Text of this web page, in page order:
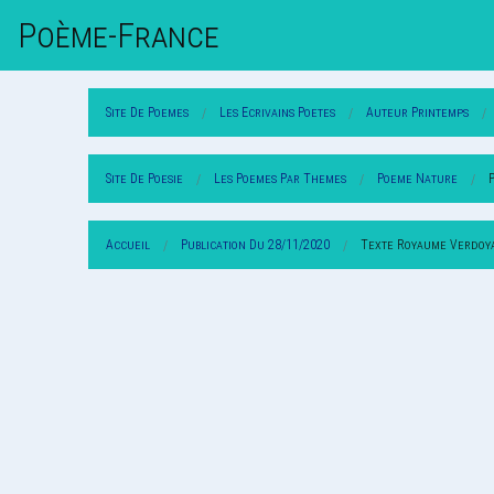
Poème-FrAnce
Site De Poemes Les Ecrivains Poetes Auteur Printemps
Site De Poesie Les Poemes Par Themes Poeme Nature
Accueil Publication Du 28/11/2020 Texte Royaume